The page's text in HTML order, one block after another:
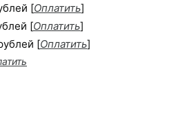
[Оплатить]
[Оплатить]
[Оплатить]